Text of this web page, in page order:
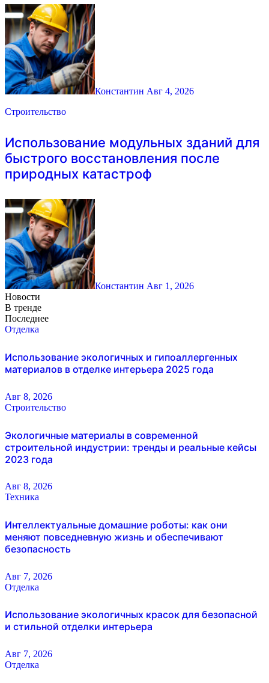
Константин Авг 4, 2026
Строительство
Использование модульных зданий для
быстрого восстановления после
природных катастроф
Константин Авг 1, 2026
Новости
В тренде
Последнее
Отделка
Использование экологичных и гипоаллергенных
материалов в отделке интерьера 2025 года
Авг 8, 2026
Строительство
Экологичные материалы в современной
строительной индустрии: тренды и реальные кейсы
2023 года
Авг 8, 2026
Техника
Интеллектуальные домашние роботы: как они
меняют повседневную жизнь и обеспечивают
безопасность
Авг 7, 2026
Отделка
Использование экологичных красок для безопасной
и стильной отделки интерьера
Авг 7, 2026
Отделка